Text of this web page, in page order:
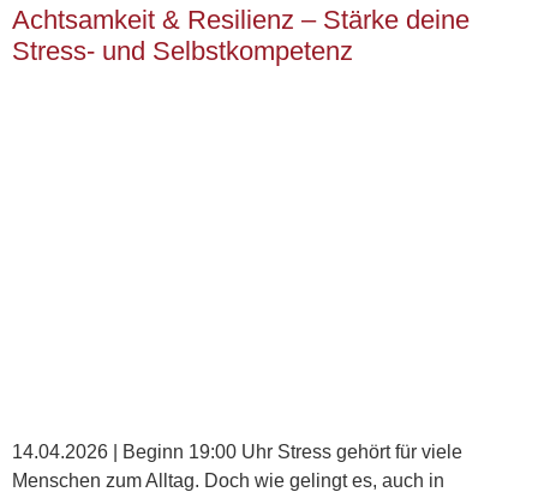
Achtsamkeit & Resilienz – Stärke deine
Stress- und Selbstkompetenz
14.04.2026 | Beginn 19:00 Uhr Stress gehört für viele
Menschen zum Alltag. Doch wie gelingt es, auch in